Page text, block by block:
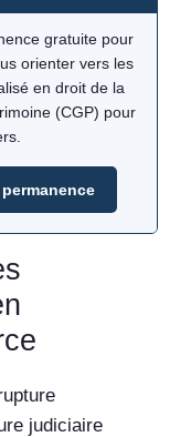
gratuite pour
orienter vers les
en droit de la
(CGP) pour
judiciaire